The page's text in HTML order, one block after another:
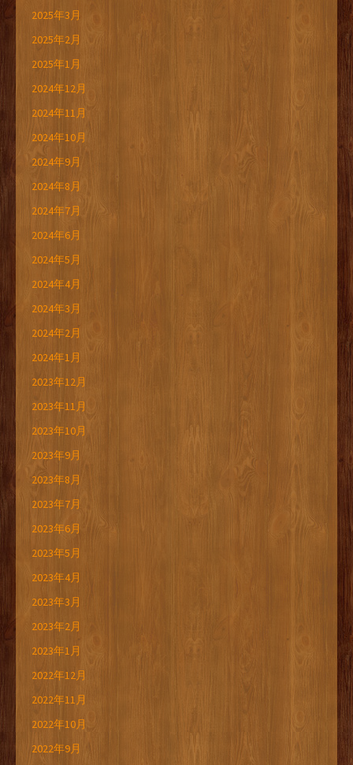
2025年3月
2025年2月
2025年1月
2024年12月
2024年11月
2024年10月
2024年9月
2024年8月
2024年7月
2024年6月
2024年5月
2024年4月
2024年3月
2024年2月
2024年1月
2023年12月
2023年11月
2023年10月
2023年9月
2023年8月
2023年7月
2023年6月
2023年5月
2023年4月
2023年3月
2023年2月
2023年1月
2022年12月
2022年11月
2022年10月
2022年9月